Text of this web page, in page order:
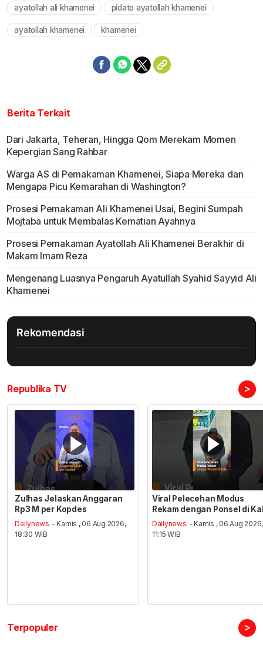
ayatollah ali khamenei pidato ayatollah khamenei
ayatollah khamenei khamenei
Berita Terkait
Dari Jakarta, Teheran, Hingga Qom Merekam Momen
Kepergian Sang Rahbar
Warga AS di Pemakaman Khamenei, Siapa Mereka dan
Mengapa Picu Kemarahan di Washington?
Prosesi Pemakaman Ali Khamenei Usai, Begini Sumpah
Mojtaba untuk Membalas Kematian Ayahnya
Prosesi Pemakaman Ayatollah Ali Khamenei Berakhir di
Makam Imam Reza
Mengenang Luasnya Pengaruh Ayatullah Syahid Sayyid Ali
Khamenei
Rekomendasi
Republika TV >
Zulhas Jelaskan Anggaran
Rp3 M per Kopdes
Dailynews - Kamis , 06 Aug 2026,
18:30 WIB
Viral Pelecehan Modus
Rekam dengan Ponsel di
Dailynews - Kamis , 06 Aug 2026,
11:15 WIB
Terpopuler >